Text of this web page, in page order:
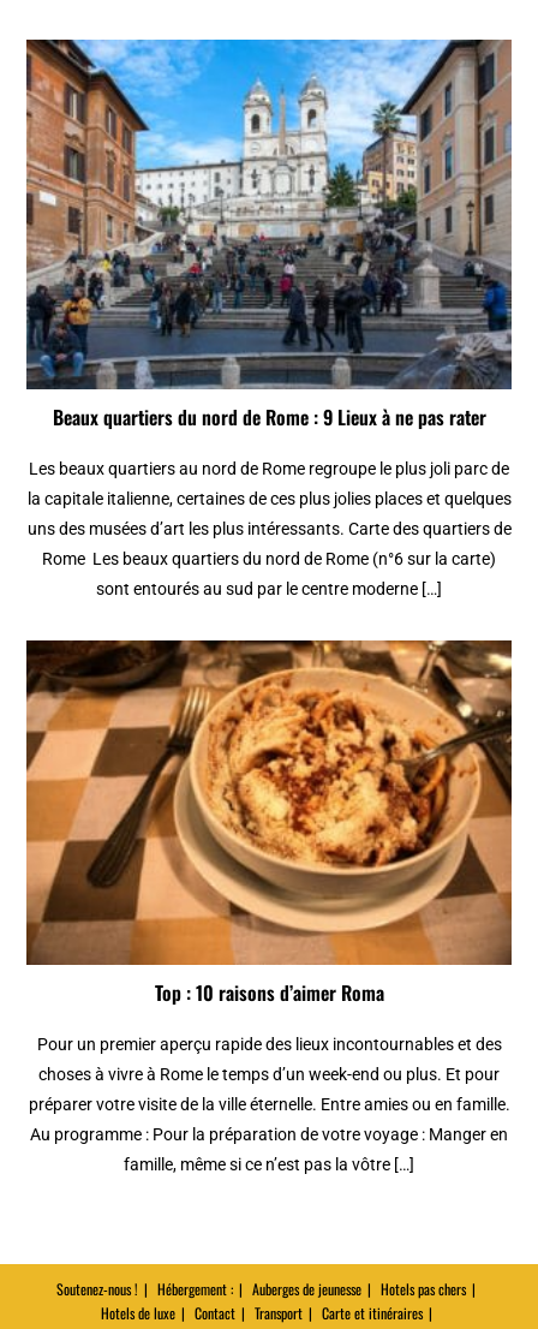
Beaux quartiers du nord de Rome : 9 Lieux à ne pas rater
Les beaux quartiers au nord de Rome regroupe le plus joli parc de
la capitale italienne, certaines de ces plus jolies places et quelques
uns des musées d’art les plus intéressants. Carte des quartiers de
Rome Les beaux quartiers du nord de Rome (n°6 sur la carte)
sont entourés au sud par le centre moderne […]
Top : 10 raisons d’aimer Roma
Pour un premier aperçu rapide des lieux incontournables et des
choses à vivre à Rome le temps d’un week-end ou plus. Et pour
préparer votre visite de la ville éternelle. Entre amies ou en famille.
Au programme : Pour la préparation de votre voyage : Manger en
famille, même si ce n’est pas la vôtre […]
Soutenez-nous ! Hébergement : Auberges de jeunesse
Hotels pas chers
Hotels de luxe
Contact Transport
Carte et itinéraires